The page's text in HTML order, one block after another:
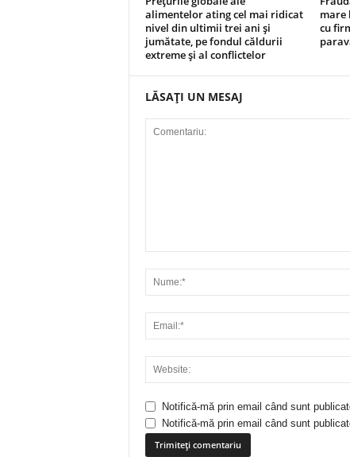
alimentelor ating cel mai ridicat
nivel din ultimii trei ani și
jumătate, pe fondul căldurii
extreme și al conflictelor
mare
cu
LĂSAȚI UN MESAJ
Notifică-mă prin email când sunt
Notifică-mă prin email când sunt